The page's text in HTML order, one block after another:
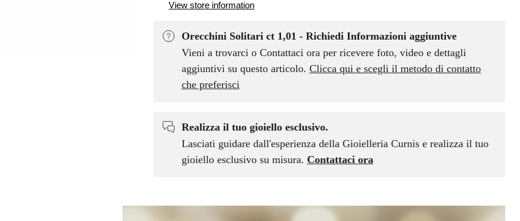
View store information
Orecchini Solitari ct 1,01 - Richiedi Informazioni aggiuntive
Vieni a trovarci o Contattaci ora per ricevere foto, video e dettagli
aggiuntivi su questo articolo. Clicca qui e scegli il metodo di contatto
che preferisci
Realizza il tuo gioiello esclusivo.
Lasciati guidare dall'esperienza della Gioielleria Curnis e realizza il tuo
gioiello esclusivo su misura. Contattaci ora